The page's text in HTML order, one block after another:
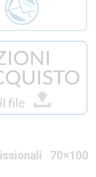
70×100